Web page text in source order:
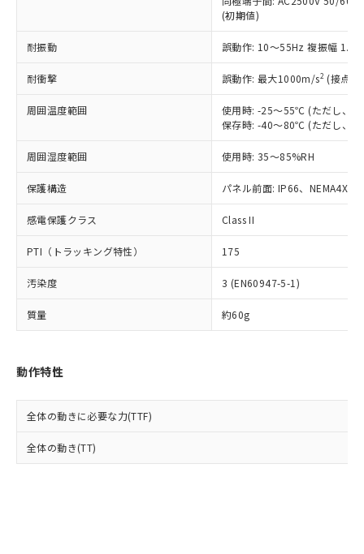
(初期値)
耐振動 誤動作: 10～55Hz 複振幅
耐衝撃 誤動作: 最大1000m/s2 (接点
周囲温度範囲
使用時: -25～55℃ (ただし、氷
保存時: -40～80℃ (ただし、氷
周囲湿度範囲 使用時: 35～85%RH
保護構造 パネル前面: IP66、NEMA4X,
感電保護クラス Class II
PTI（トラッキング特性） 175
汚染度 3 (EN60947-5-1)
質量 約60g
動作特性
全体の動きに必要な力(TTF)
全体の動き(TT)
在庫状況および標準価格照会結果は、
記載している更新日時点での社内デー
タに基づき作成されるものであり、閲
覧された時点での実際の在庫および標
準価格とは異なる場合があることをご
正式な納期状況および標準価格はお客
様のお取引先、またはお客様担当のオ
ムロン制御機器販売店・当社販売員に
オムロン制御機器販売店や当社販売拠
販売ネットワーク
」をご確認
在庫状況および標準価格結果を当社の
事前の承諾なく第三者に漏洩または開
示しないようお願いします。
マイパーツ機能（部品リスト作成サー
ビス）をご利用いただくには、I-Web
メンバーズにご登録されている必要が
あります。
品・サービスに関するお客様との取
引・商談に必要な範囲で利用すること
※当社の共同利用者とは、
の共同利用に関して"
の「1.共同利
鉛(Pb) 1000ppm以下、 水銀(Hg) 1000ppm以下、 カド
類(PBB) 1000ppm以下、ポリ臭化ジフェニルエーテル類
(PBDE) 1000ppm以下、フタル酸ビス(2-エチルヘキシ
ル) (DEHP)(別名：DOP) 1000ppm以下、フタル酸ブチ
ルベンジル（BBP） 1000ppm以下、フタル酸ジブチル
（DBP） 1000ppm以下、フタル酸ジイソブチル
但し、RoHS指令で産業用監視および制御機器に対する
図的な使用がないことを確認しています。
部品在庫の切り替え状況などにより、予定
月が前後することがあります。
とができます。
EU RoHS指令（10物質）の非含有証明書
51物質の非含有証明書（当社基準）
*中国RoHS10物質の基準値 (GB/T26572)：
Pb(鉛) :1000ppm、 Hg(水銀) : 1000ppm、 Cd(カドミウ
Cr(Ⅵ)(六価クロム) : 1000ppm、 PBBs(ポリ臭化ビフェ
ニル類) : 1000ppm、 PBDEs(ポリ臭化ジフェニルエーテ
ル類) : 1000ppm、
DBP(フタル酸ジブチル) : 1000ppm、 DIBP(フタル酸ジ
イソブチル) : 1000ppm、 BBP(フタル酸ブチルベンジ
DEHP(フタル酸ビス(2-エチルヘキシル)) : 1000ppm
「ｅ」：有害物質（10物質）のすべてが基
準値以下であることを示します。
「10」：通常の使用状況下において有害物
質が外部に漏えいし、環境に深刻な影響を
及ぼさない年数を意味します。
「－」：未確認です。当社販売部門へお問
（以下｢規制貨物等」という）を輸出
または国外への提供する場合は、日本
国政府の輸出許可(または役務取引許
可)を取得するなどの必要な手続きを
当社は規制貨物を破棄する場合は、完
全に破砕するなど、違法に輸出されな
いよう必要な手段を講じます。
当社は貴社製品を、核兵器、ミサイ
ル、化学兵器、生物兵器またはその他
武器並びにこれらの製造装置等に一切
当社は、貴社製品を第三者に販売する
場合は、上記1、2および3の内容を当
該第三者に通知します。また当社は、
販売先および販売に係わる関係者が違
法に輸出するおそれがある場合は、取
り引きをいたしません。
合意する
一定数以上の在庫あり
一定数には満たないが在庫あり
在庫なし(最新の在庫状況につ
いては、お客様のお取引先、ま
たはお客様担当のオムロン制御
機器販売店・当社販売員にご確
認ください)
受注生産機種、また在庫状況の
情報を公開していない機種